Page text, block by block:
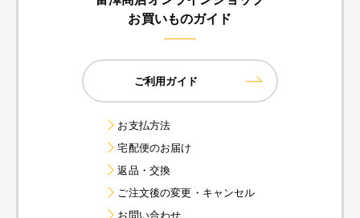
お買いものガイド
ご利用ガイド
お支払方法
宅配便のお届け
返品・交換
ご注文後の変更・キャンセル
お問い合わせ